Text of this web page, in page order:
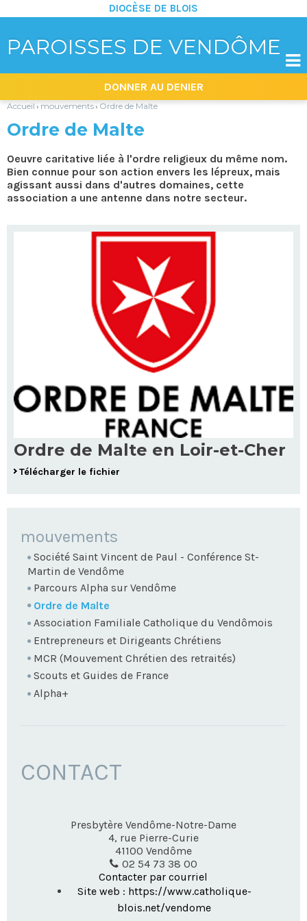
PAROISSES DE VENDÔME
DIOCÈSE DE BLOIS
|
Aller
navigation
DONNER AU DENIER

Accueil › mouvements› Ordre de Malte
Ordre de Malte
Oeuvre caritative liée à l'ordre religieux du même nom.
Bien connue pour son action envers les lépreux, mais
agissant aussi dans d'autres domaines, cette
association a une antenne dans notre secteur.
Ordre de Malte en Loir-et-Cher
Télécharger le fichier
NAVIGATION
mouvements
Société Saint Vincent de Paul - Conférence St-
Martin de Vendôme
Parcours Alpha sur Vendôme
Ordre de Malte
Association Familiale Catholique du Vendômois
Entrepreneurs et Dirigeants Chrétiens
MCR (Mouvement Chrétien des retraités)
Scouts et Guides de France
Alpha+
CONTACT
Presbytère Vendôme-Notre-Dame
4, rue Pierre-Curie
41100 Vendôme
02 54 73 38 00
Contacter par courriel
Site web : https://www.catholique-
blois.net/vendome